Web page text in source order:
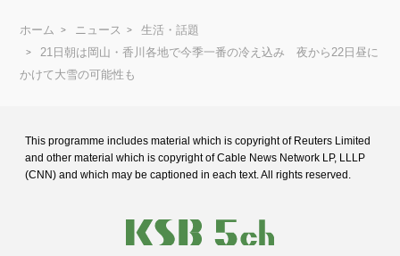
ホーム ニュース
生活・話題
21日朝は岡山・香川各地で今季一番の冷え込み 夜から22日昼に
かけて大雪の可能性も
This programme includes material which is copyright of Reuters Limited
and other material which is copyright of Cable News Network LP, LLLP
(CNN) and which may be captioned in each text. All rights reserved.